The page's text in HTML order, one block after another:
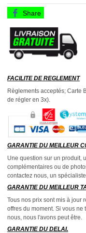
Share
FACILITE DE REGLEMENT
Règlements acceptés; Carte
de régler en 3x).
GARANTIE DU MEILLEUR
Une question sur un produit,
complémentaires ou de
contactez nous, un
GARANTIE DU MEILLEUR
Tous nos prix sont mis à jour
offres du moment. Si vous
nous, nous l'avons peut être.
GARANTIE DU DELAI.